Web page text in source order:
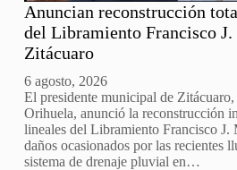
Anuncian reconstrucción
del Libramiento Francisco J.
Zitácuaro
6 agosto, 2026
El presidente municipal de
Orihuela, anunció la reconstrucción
lineales del Libramiento Francisco J.
daños ocasionados por las recientes
sistema de drenaje pluvial en…